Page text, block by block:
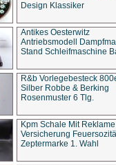
Design Klassiker
Antikes Oesterwitz
Antriebsmodell
Stand Schleifmaschine
R&b Vorlegebesteck
Silber Robbe & Berking
Rosenmuster 6 Tlg.
Kpm Schale Mit Reklame
Versicherung
Zeptermarke 1. Wahl